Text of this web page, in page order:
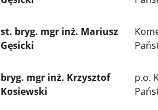
st. bryg. mgr inż. Mariusz
Gęsicki
bryg. mgr inż. Krzysztof
Kosiewski
p.o.